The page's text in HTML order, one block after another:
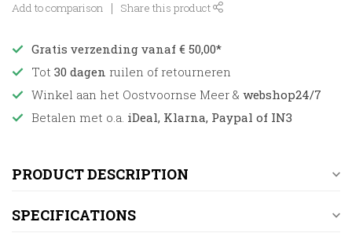
Add to comparison Share this product
Gratis verzending vanaf € 50,00*
Tot 30 dagen ruilen of retourneren
Winkel aan het Oostvoornse Meer & webshop24/7
Betalen met o.a. iDeal, Klarna, Paypal of IN3
PRODUCT DESCRIPTION
SPECIFICATIONS